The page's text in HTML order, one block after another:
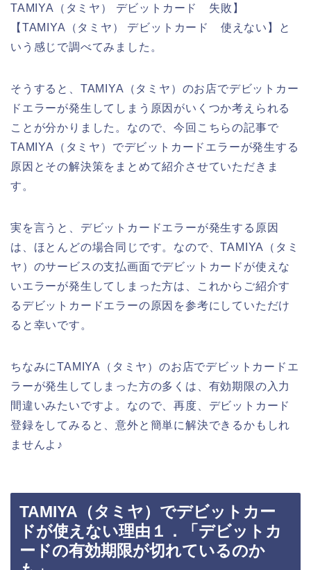
TAMIYA（タミヤ） デビットカード 失敗】
【TAMIYA（タミヤ） デビットカード 使えない】と
いう感じで調べてみました。
そうすると、TAMIYA（タミヤ）のお店でデビットカー
ドエラーが発生してしまう原因がいくつか考えられる
ことが分かりました。なので、今回こちらの記事で
TAMIYA（タミヤ）でデビットカードエラーが発生する
原因とその解決策をまとめて紹介させていただきま
す。
実を言うと、デビットカードエラーが発生する原因
は、ほとんどの場合同じです。なので、TAMIYA（タミ
ヤ）のサービスの支払画面でデビットカードが使えな
いエラーが発生してしまった方は、これからご紹介す
るデビットカードエラーの原因を参考にしていただけ
ると幸いです。
ちなみにTAMIYA（タミヤ）のお店でデビットカードエ
ラーが発生してしまった方の多くは、有効期限の入力
間違いみたいですよ。なので、再度、デビットカード
登録をしてみると、意外と簡単に解決できるかもしれ
ませんよ♪
TAMIYA（タミヤ）でデビットカー
ドが使えない理由１．「デビットカ
ードの有効期限が切れているのか